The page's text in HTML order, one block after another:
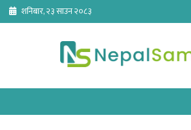
Skip
content
शनिबार, २३ साउन २०८३